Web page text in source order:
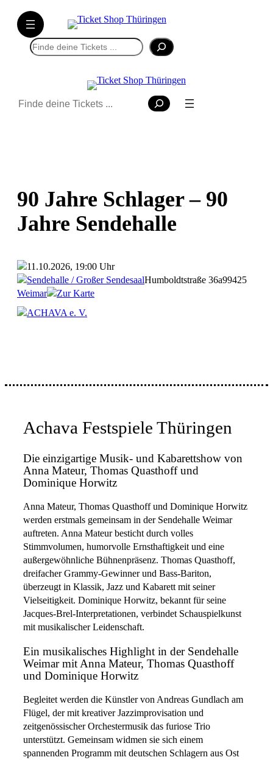
Suchen
Suchen
90 Jahre Schlager – 90
Jahre Sendehalle
11.10.2026, 19:00 Uhr
Sendehalle / Großer SendesaalHumboldtstraße 36a99425
Weimar
Zur Karte
ACHAVA e. V.
Achava Festspiele Thüringen
Die einzigartige Musik- und Kabarettshow von
Anna Mateur, Thomas Quasthoff und
Dominique Horwitz
Anna Mateur, Thomas Quasthoff und Dominique Horwitz
werden erstmals gemeinsam in der Sendehalle Weimar
auftreten. Anna Mateur besticht durch volles
Stimmvolumen, humorvolle Ernsthaftigkeit und eine
außergewöhnliche Bühnenpräsenz. Thomas Quasthoff,
dreifacher Grammy-Gewinner und Bass-Bariton,
überzeugt in Klassik, Jazz und Kabarett mit seiner
Vielseitigkeit. Dominique Horwitz, bekannt für seine
Jacques-Brel-Interpretationen, verbindet Schauspielkunst
mit musikalischer Leidenschaft.
Ein musikalisches Highlight in der Sendehalle
Weimar mit Anna Mateur, Thomas Quasthoff
und Dominique Horwitz
Begleitet werden die Künstler von Andreas Gundlach am
Flügel, der mit kreativer Jazzimprovisation und
zeitgenössischer Orchestermusik das furiose Trio
unterstützt. Gemeinsam widmen sie sich einem
spannenden Programm mit deutschen Schlagern aus Ost